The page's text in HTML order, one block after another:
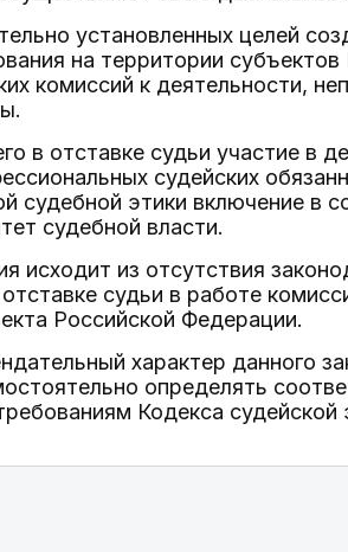
установленных целей
на территории
комиссий к деятельности,
в отставке судьи участие в
судейских
судебной этики включение в
судебной власти.
исходит из отсутствия
судьи в работе
Российской Федерации.
характер данного
определять
Кодекса судейской